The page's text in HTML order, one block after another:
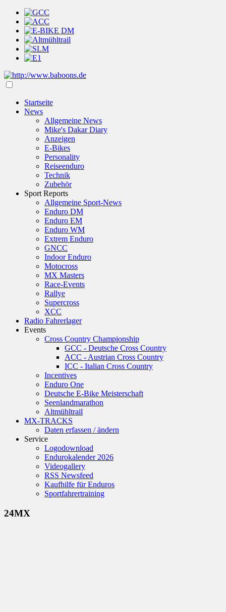
Startseite
News
Allgemeine News
Mike's Dakar Diary
Anzeigen
E-Bikes
Personality
Reiseenduro
Technik
Zubehör
Sport Reports
Allgemeine Sport-News
Enduro DM
Enduro EM
Enduro WM
Extrem Enduro
GNCC
Indoor Enduro
Motocross
MX Masters
Race-Events
Rallye
Supercross
XCC
Radio Fahrerlager
Events
Cross Country Championship
GCC - Deutsche Cross Country
ACC - Austrian Cross Country
ICC - Italian Cross Country
Incentives
Enduro One
Deutsche E-Bike Meisterschaft
Seenlandmarathon
Altmühltrail
MX-TRACKS
Daten erfassen / ändern
Service
Logodownload
Endurokalender 2026
Videogallery
RSS Newsfeed
Kaufhilfe für Enduros
Sportfahrertraining
24MX